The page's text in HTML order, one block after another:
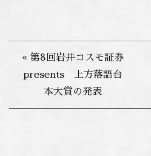
« 第8回岩井コスモ証券
presents 上方落語台
本大賞の発表